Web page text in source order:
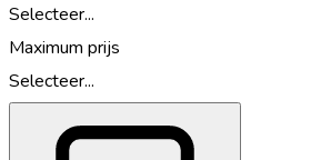
Selecteer...
Maximum prijs
Selecteer...